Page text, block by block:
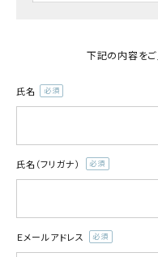
下記の内容をご
氏名
(必
氏名（フリガナ）
(必
Ｅメールアドレス
(必